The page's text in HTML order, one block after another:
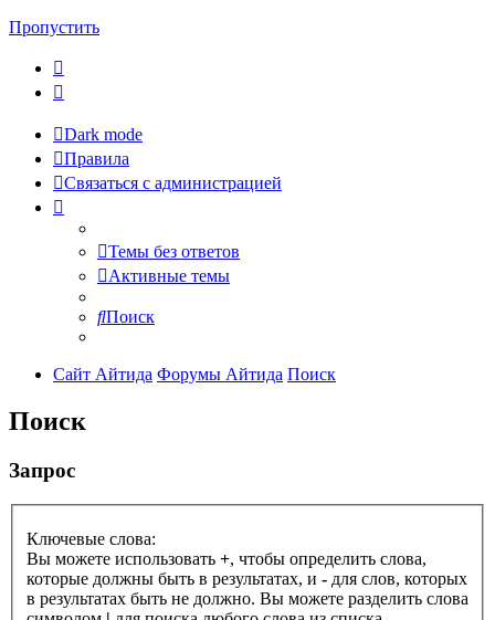
Пропустить
Dark mode
Правила
Связаться с администрацией
Темы без ответов
Активные темы
Поиск
Сайт Айтида Форумы Айтида Поиск
Поиск
Запрос
Ключевые слова:
Вы можете использовать +, чтобы определить слова,
которые должны быть в результатах, и - для слов, которых
в результатах быть не должно. Вы можете разделить слова